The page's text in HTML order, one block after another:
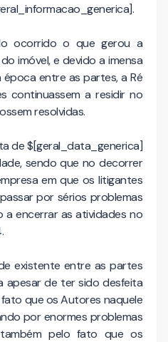
ocorrido o que gerou a
imóvel, e devido a imensa
entre as partes, a Ré
continuassem a residir no
resolvidas.
de $[geral_data_generica]
sendo que no decorrer
em que os litigantes
por sérios problemas
a encerrar as atividades no
existente entre as partes
apesar de ter sido desfeita
que os Autores naquele
por enormes problemas
pelo fato que os